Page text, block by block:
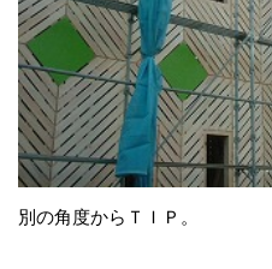
別の角度からＴＩＰ。